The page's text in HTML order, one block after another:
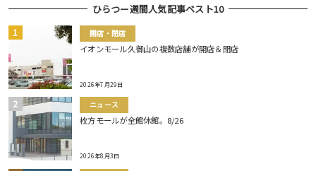
ひらつー週間人気記事ベスト10
開店・閉店
イオンモール久御山の複数店舗が開店＆閉店
2026年7月29日
ニュース
枚方モールが全館休館。8/26
2026年8月3日